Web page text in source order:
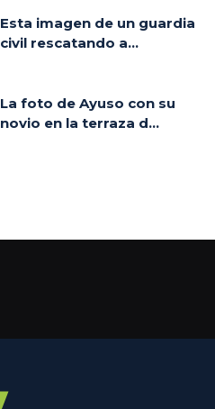
Esta imagen de un guardia
civil rescatando a...
La foto de Ayuso con su
novio en la terraza d...